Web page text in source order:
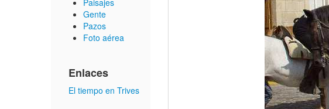
Paisajes
Gente
Pazos
Foto aérea
Enlaces
El tiempo en Trives